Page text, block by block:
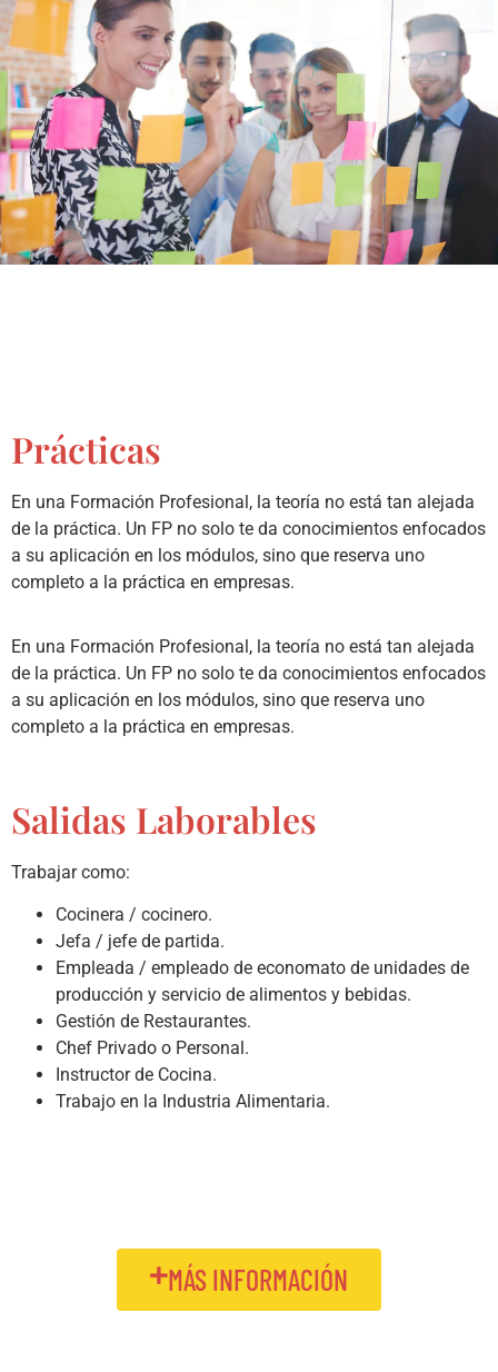
Prácticas
En una Formación Profesional, la teoría no está tan alejada
de la práctica. Un FP no solo te da conocimientos enfocados
a su aplicación en los módulos, sino que reserva uno
completo a la práctica en empresas.
En una Formación Profesional, la teoría no está tan alejada
de la práctica. Un FP no solo te da conocimientos enfocados
a su aplicación en los módulos, sino que reserva uno
completo a la práctica en empresas.
Salidas Laborables
Trabajar como:
Cocinera / cocinero.
Jefa / jefe de partida.
Empleada / empleado de economato de unidades de
producción y servicio de alimentos y bebidas.
Gestión de Restaurantes.
Chef Privado o Personal.
Instructor de Cocina.
Trabajo en la Industria Alimentaria.
MÁS INFORMACIÓN